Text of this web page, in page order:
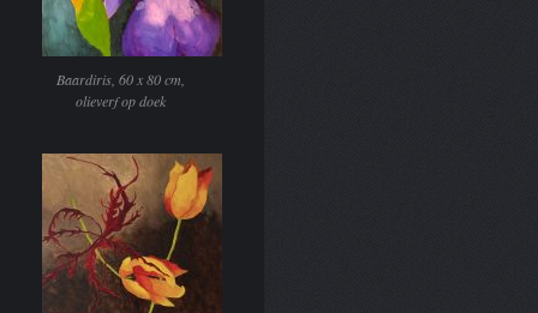
Baardiris, 60 x 80 cm,
olieverf op doek